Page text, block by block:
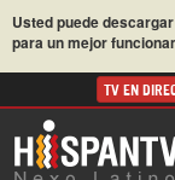
Usted puede
para un mejor
TV EN